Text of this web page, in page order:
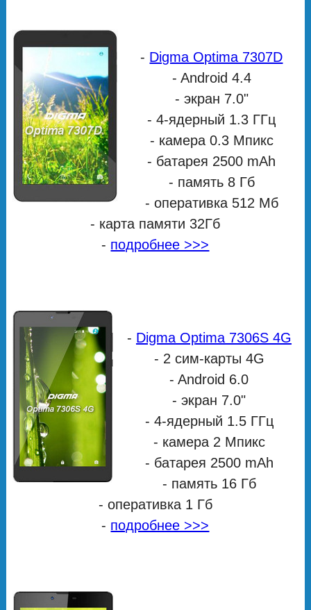
- Digma Optima 7307D
- Android 4.4
- экран 7.0"
- 4-ядерный 1.3 ГГц
- камера 0.3 Мпикс
- батарея 2500 mAh
- память 8 Гб
- оперативка 512 Мб
- карта памяти 32Гб
- подробнее >>>
- Digma Optima 7306S 4G
- 2 сим-карты 4G
- Android 6.0
- экран 7.0"
- 4-ядерный 1.5 ГГц
- камера 2 Мпикс
- батарея 2500 mAh
- память 16 Гб
- оперативка 1 Гб
- подробнее >>>